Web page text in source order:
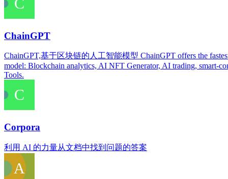
ChainGPT
ChainGPT,基于区块链的人工智能模型 ChainGPT offers the
model: Blockchain analytics, AI NFT Generator, AI trading, smart-
Tools.
Corpora
利用 AI 的力量从文档中找到问题的答案